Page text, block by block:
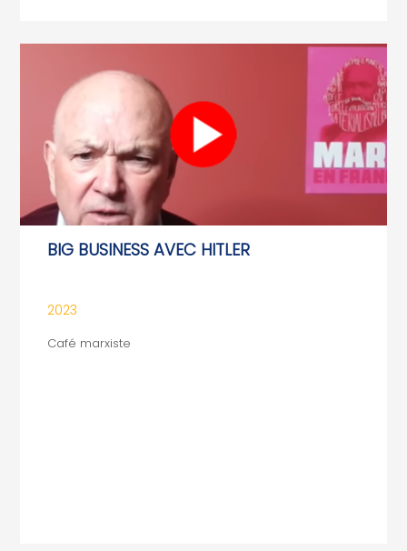
BIG BUSINESS AVEC HITLER
2023
Café marxiste